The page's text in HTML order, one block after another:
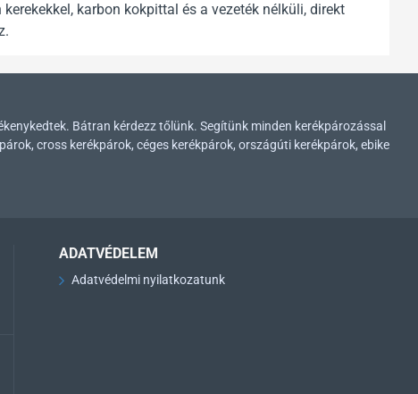
karbon kokpittal és a vezeték nélküli, direkt
Bátran kérdezz tőlünk. Segítünk minden kerékpározással
cross kerékpárok, céges kerékpárok, országúti kerékpárok, ebike
ADATVÉDELEM
Adatvédelmi nyilatkozatunk